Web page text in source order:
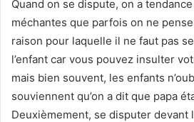
Quand on se dispute, on a
méchantes que parfois on ne
raison pour laquelle il ne faut pas
l’enfant car vous pouvez insulter
mais bien souvent, les enfants
souviennent qu’on a dit que papa
Deuxièmement, se disputer devant